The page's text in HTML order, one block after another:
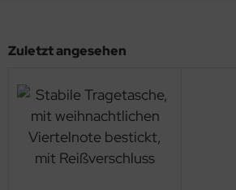
Zuletzt angesehen